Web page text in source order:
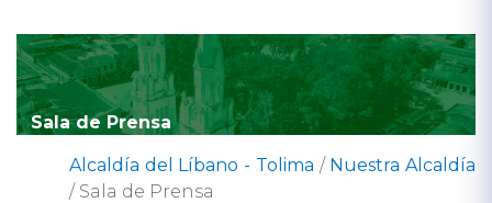
Sala de Prensa
Alcaldía del Líbano - Tolima / Nuestra Alcaldía
/ Sala de Prensa